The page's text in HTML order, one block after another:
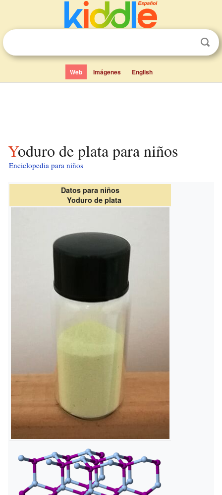
Web Imágenes English
Yoduro de plata para niños
Enciclopedia para niños
Datos para niños
Yoduro de plata